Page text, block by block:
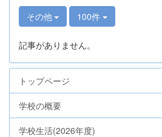
その他 100件
記事がありません。
トップページ
学校の概要
学校生活(2026年度)